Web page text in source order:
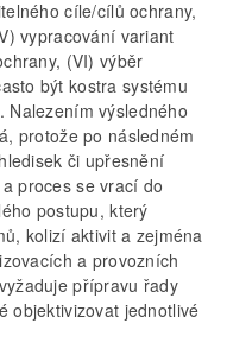
cíle/cílů ochrany,
vypracování variant
(VI) výběr
být kostra systému
Nalezením výsledného
protože po následném
či upřesnění
proces se vrací do
postupu, který
kolizí aktivit a zejména
a provozních
přípravu řady
objektivizovat jednotlivé